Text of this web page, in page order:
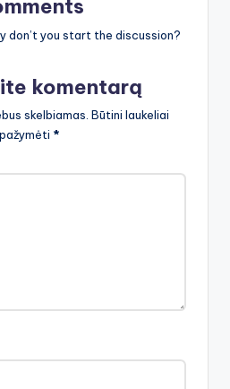
don’t you start the discussion?
komentarą
skelbiamas. Būtini laukeliai
pažymėti *